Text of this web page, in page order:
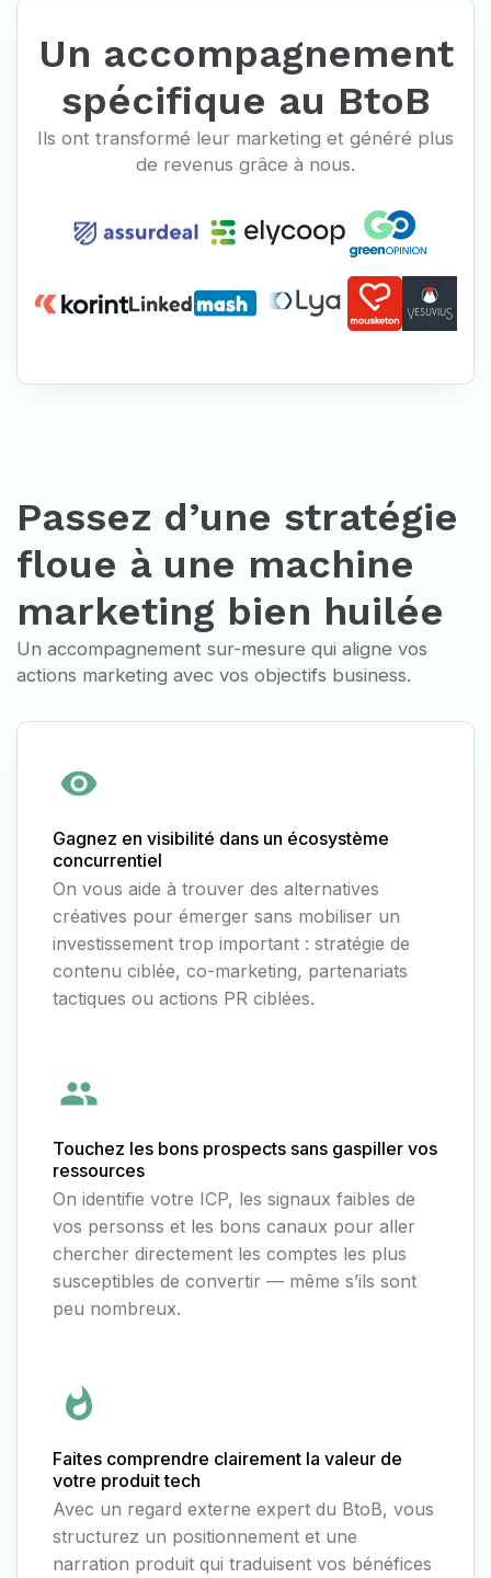
Un accompagnement
spécifique au BtoB
Ils ont transformé leur marketing et généré plus
de revenus grâce à nous.
Passez d’une stratégie
floue à une machine
marketing bien huilée
Un accompagnement sur-mesure qui aligne vos
actions marketing avec vos objectifs business.
Gagnez en visibilité dans un écosystème
concurrentiel
On vous aide à trouver des alternatives
créatives pour émerger sans mobiliser un
investissement trop important : stratégie de
contenu ciblée, co-marketing, partenariats
tactiques ou actions PR ciblées.
Touchez les bons prospects sans gaspiller vos
ressources
On identifie votre ICP, les signaux faibles de
vos personss et les bons canaux pour aller
chercher directement les comptes les plus
susceptibles de convertir — même s’ils sont
peu nombreux.
Faites comprendre clairement la valeur de
votre produit tech
Avec un regard externe expert du BtoB, vous
structurez un positionnement et une
narration produit qui traduisent vos bénéfices